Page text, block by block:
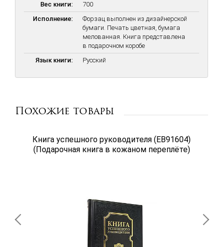
Вес книги:
700
Исполнение:
Форзац выполнен из дизайнерской
бумаги. Печать цветная, бумага
мелованная. Книга представлена
в подарочном коробе
Язык книги:
Русский
Похожие товары
Книга успешного руководителя (EB91604)
(Подарочная книга в кожаном переплёте)